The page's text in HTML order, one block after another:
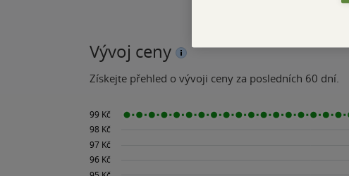
Vývoj ceny
Získejte přehled o vývoji ceny za posledních 60 dní.